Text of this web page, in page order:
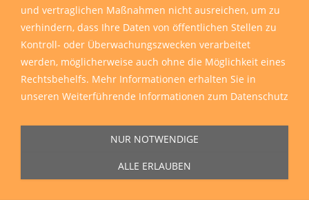
und vertraglichen Maßnahmen nicht ausreichen, um zu
verhindern, dass Ihre Daten von öffentlichen Stellen zu
Kontroll- oder Überwachungszwecken verarbeitet
werden, möglicherweise auch ohne die Möglichkeit eines
Rechtsbehelfs. Mehr Informationen erhalten Sie in
unseren Weiterführende Informationen zum Datenschutz
NUR NOTWENDIGE
ALLE ERLAUBEN